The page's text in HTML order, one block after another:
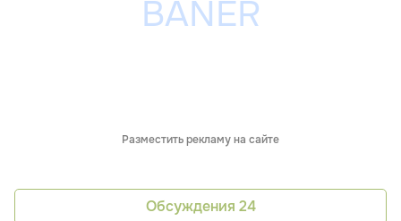
Разместить рекламу на сайте
Обсуждения 24